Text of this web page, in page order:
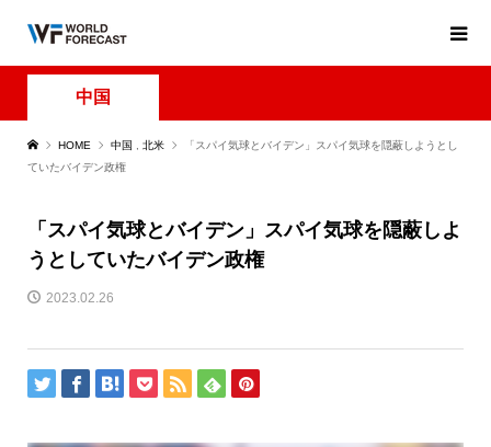
中国
HOME 中国 北米
「スパイ気球とバイデン」スパイ気球を隠蔽しようとし
ていたバイデン政権
「スパイ気球とバイデン」スパイ気球を隠蔽しよ
うとしていたバイデン政権
2023.02.26